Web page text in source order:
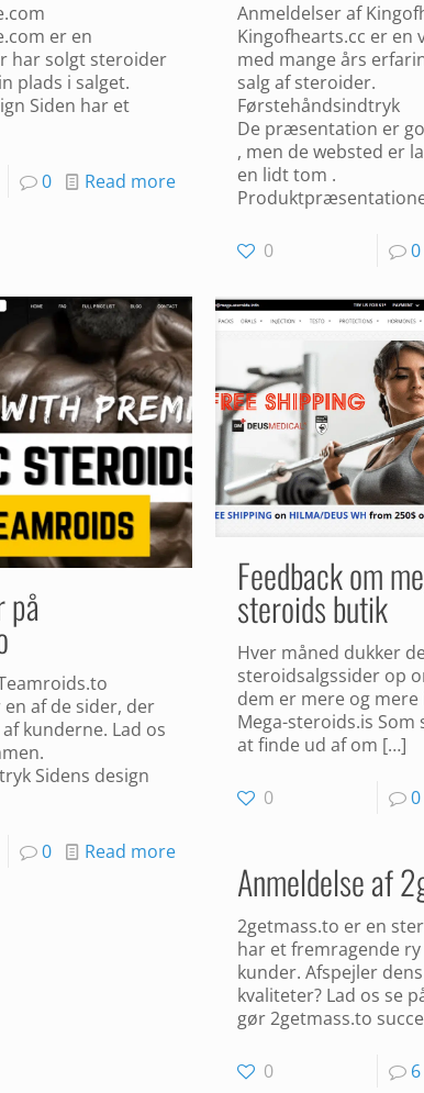
er en
har solgt steroider
plads i salget.
Siden har et
0 Read more
Anmeldelser af
Kingofhearts.cc er en
med mange års
salg af steroider.
Førstehåndsindtryk
De præsentation er
, men de websted er
en lidt tom .
0 0
på
af ​​de sider, der
kunderne. Lad os
Sidens design
0 Read more
Feedback om
steroids butik
Hver måned dukker
steroidsalgssider op
dem er mere og mere
Mega-steroids.is
at finde ud af om […]
0 0
Anmeldelse af
2getmass.to er en
har et fremragende
kunder. Afspejler
kvaliteter? Lad os se
gør 2getmass.to
0 6